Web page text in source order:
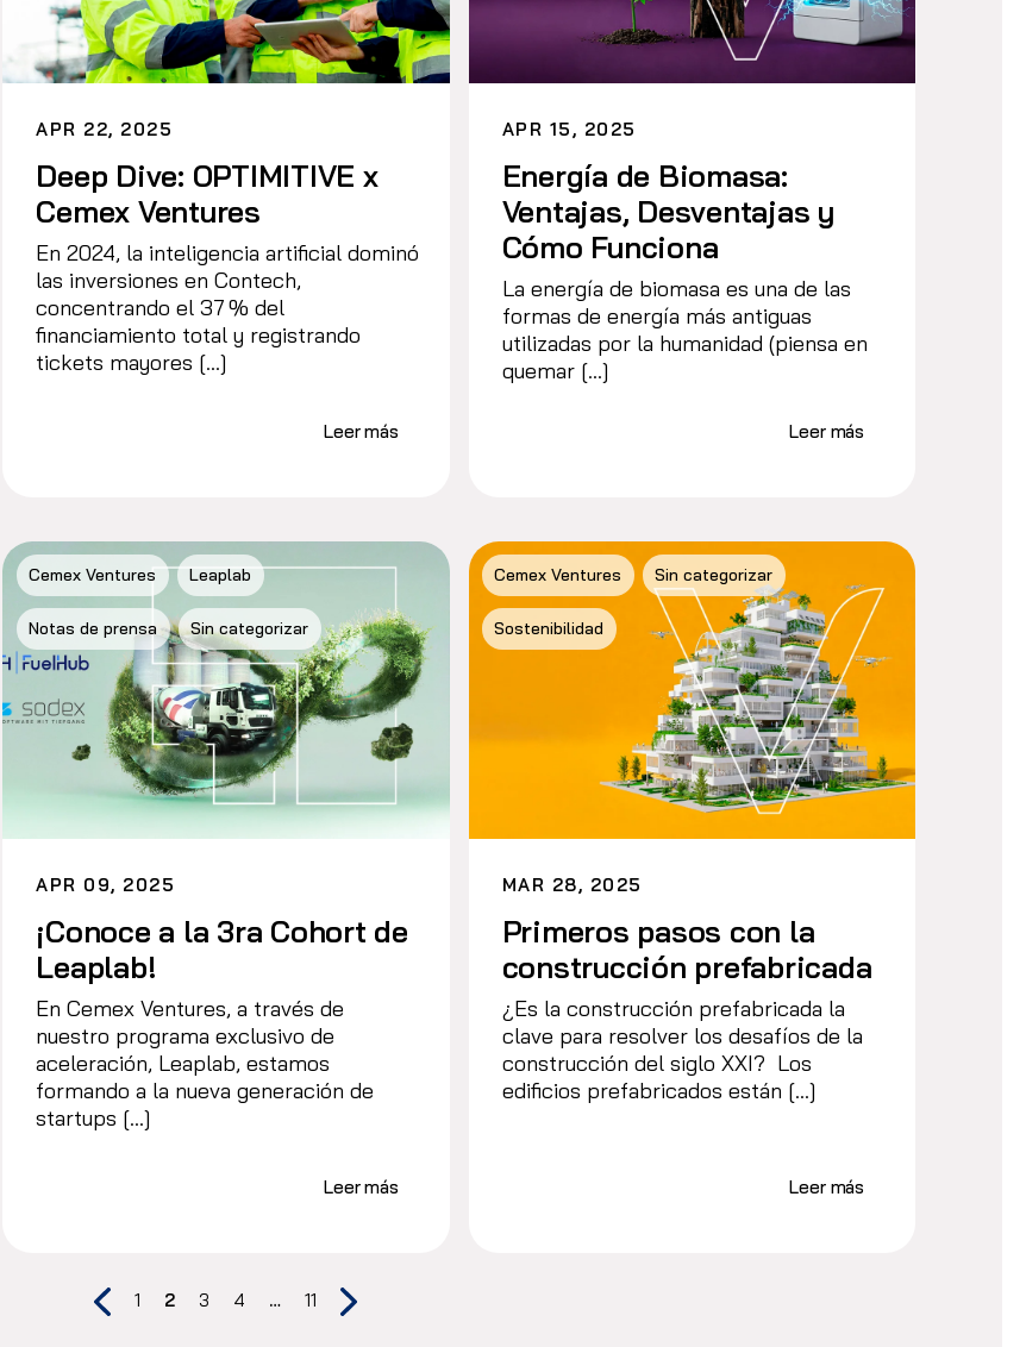
APR 22, 2025
Deep Dive: OPTIMITIVE x
Cemex Ventures
En 2024, la inteligencia artificial dominó
las inversiones en Contech,
concentrando el 37 % del
financiamiento total y registrando
tickets mayores […]
Leer más
APR 15, 2025
Energía de Biomasa:
Ventajas, Desventajas y
Cómo Funciona
La energía de biomasa es una de las
formas de energía más antiguas
utilizadas por la humanidad (piensa en
quemar […]
Leer más
Cemex Ventures Leaplab
Notas de prensa Sin categorizar
APR 09, 2025
¡Conoce a la 3ra Cohort de
Leaplab!
En Cemex Ventures, a través de
nuestro programa exclusivo de
aceleración, Leaplab, estamos
formando a la nueva generación de
startups […]
Leer más
Cemex Ventures Sin categorizar
Sostenibilidad
MAR 28, 2025
Primeros pasos con la
construcción prefabricada
¿Es la construcción prefabricada la
clave para resolver los desafíos de la
construcción del siglo XXI? Los
edificios prefabricados están […]
Leer más
1 2 3 4 … 11